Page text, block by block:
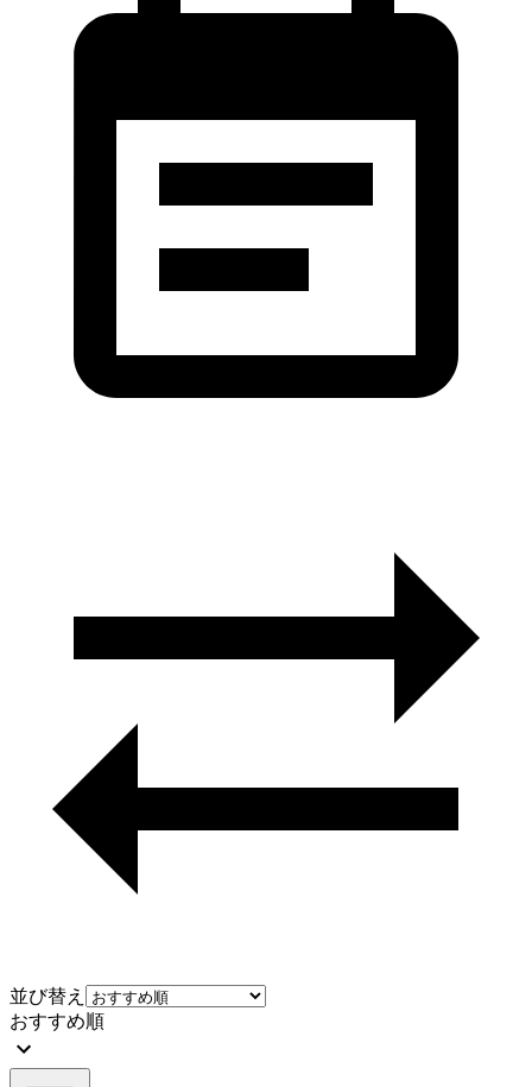
並び替え
おすすめ順